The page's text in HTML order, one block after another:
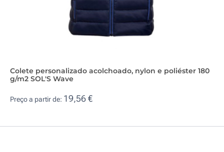
Colete personalizado acolchoado, nylon e poliéster 180
g/m2 SOL'S Wave
Preço a partir de: 19,56 €